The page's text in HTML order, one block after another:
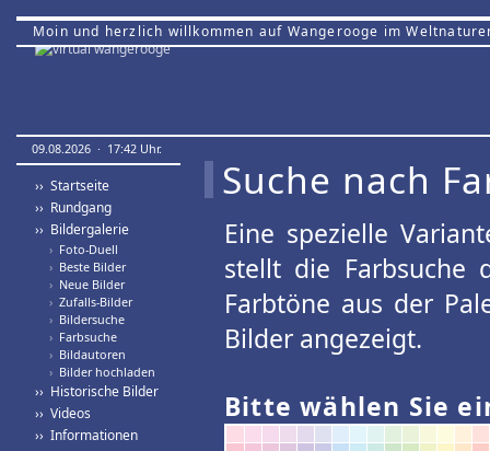
Moin und herzlich willkommen auf Wangerooge im
09.08.2026 · 17:42 Uhr.
›› Startseite
›› Rundgang
›› Bildergalerie
› Foto-Duell
› Beste Bilder
› Neue Bilder
› Zufalls-Bilder
› Bildersuche
› Farbsuche
› Bildautoren
› Bilder hochladen
›› Historische Bilder
›› Videos
›› Informationen
Suche nach
Eine spezielle
stellt die Farbsuche
Farbtöne aus der
Bilder angezeigt.
Bitte wählen Sie